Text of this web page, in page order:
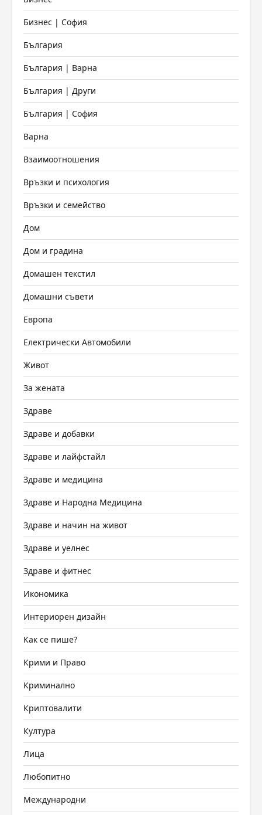
Бизнес | София
България
България | Варна
България | Други
България | София
Варна
Взаимоотношения
Връзки и психология
Връзки и семейство
Дом
Дом и градина
Домашен текстил
Домашни съвети
Европа
Електрически Автомобили
Живот
За жената
Здраве
Здраве и добавки
Здраве и лайфстайл
Здраве и медицина
Здраве и Народна Медицина
Здраве и начин на живот
Здраве и уелнес
Здраве и фитнес
Икономика
Интериорен дизайн
Как се пише?
Крими и Право
Криминално
Криптовалити
Култура
Лица
Любопитно
Международни